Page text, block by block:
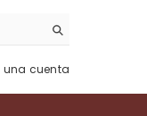
una cuenta